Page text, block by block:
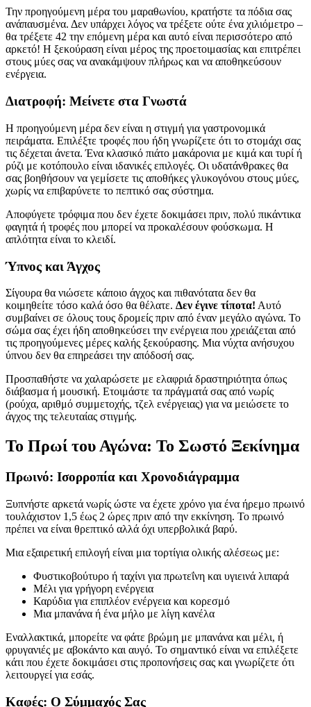
Την προηγούμενη μέρα του μαραθωνίου, κρατήστε τα πόδια σας
ανάπαυσμένα. Δεν υπάρχει λόγος να τρέξετε ούτε ένα χιλιόμετρο –
θα τρέξετε 42 την επόμενη μέρα και αυτό είναι περισσότερο από
αρκετό! Η ξεκούραση είναι μέρος της προετοιμασίας και επιτρέπει
στους μύες σας να ανακάμψουν πλήρως και να αποθηκεύσουν
ενέργεια.
Διατροφή: Μείνετε στα Γνωστά
Η προηγούμενη μέρα δεν είναι η στιγμή για γαστρονομικά
πειράματα. Επιλέξτε τροφές που ήδη γνωρίζετε ότι το στομάχι σας
τις δέχεται άνετα. Ένα κλασικό πιάτο μακάρονια με κιμά και τυρί ή
ρύζι με κοτόπουλο είναι ιδανικές επιλογές. Οι υδατάνθρακες θα
σας βοηθήσουν να γεμίσετε τις αποθήκες γλυκογόνου στους μύες,
χωρίς να επιβαρύνετε το πεπτικό σας σύστημα.
Αποφύγετε τρόφιμα που δεν έχετε δοκιμάσει πριν, πολύ πικάντικα
φαγητά ή τροφές που μπορεί να προκαλέσουν φούσκωμα. Η
απλότητα είναι το κλειδί.
Ύπνος και Άγχος
Σίγουρα θα νιώσετε κάποιο άγχος και πιθανότατα δεν θα
κοιμηθείτε τόσο καλά όσο θα θέλατε. Δεν έγινε τίποτα! Αυτό
συμβαίνει σε όλους τους δρομείς πριν από έναν μεγάλο αγώνα. Το
σώμα σας έχει ήδη αποθηκεύσει την ενέργεια που χρειάζεται από
τις προηγούμενες μέρες καλής ξεκούρασης. Μια νύχτα ανήσυχου
ύπνου δεν θα επηρεάσει την απόδοσή σας.
Προσπαθήστε να χαλαρώσετε με ελαφριά δραστηριότητα όπως
διάβασμα ή μουσική. Ετοιμάστε τα πράγματά σας από νωρίς
(ρούχα, αριθμό συμμετοχής, τζελ ενέργειας) για να μειώσετε το
άγχος της τελευταίας στιγμής.
Το Πρωί του Αγώνα: Το Σωστό Ξεκίνημα
Πρωινό: Ισορροπία και Χρονοδιάγραμμα
Ξυπνήστε αρκετά νωρίς ώστε να έχετε χρόνο για ένα ήρεμο πρωινό
τουλάχιστον 1,5 έως 2 ώρες πριν από την εκκίνηση. Το πρωινό
πρέπει να είναι θρεπτικό αλλά όχι υπερβολικά βαρύ.
Μια εξαιρετική επιλογή είναι μια τορτίγια ολικής αλέσεως με:
Φυστικοβούτυρο ή ταχίνι για πρωτεΐνη και υγιεινά λιπαρά
Μέλι για γρήγορη ενέργεια
Καρύδια για επιπλέον ενέργεια και κορεσμό
Μια μπανάνα ή ένα μήλο με λίγη κανέλα
Εναλλακτικά, μπορείτε να φάτε βρώμη με μπανάνα και μέλι, ή
φρυγανιές με αβοκάντο και αυγό. Το σημαντικό είναι να επιλέξετε
κάτι που έχετε δοκιμάσει στις προπονήσεις σας και γνωρίζετε ότι
λειτουργεί για εσάς.
Καφές: Ο Σύμμαχός Σας